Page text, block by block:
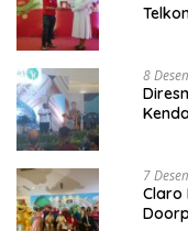
8
7
Claro